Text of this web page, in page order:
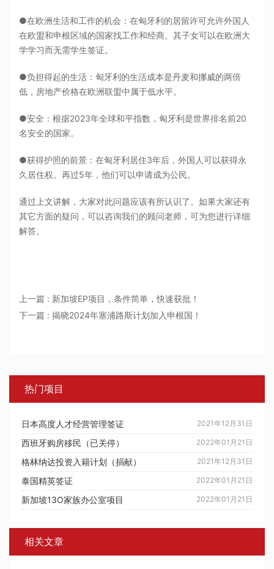
●在欧洲生活和工作的机会：在匈牙利的居留许可允许外国人
在欧盟和申根区域的国家找工作和经商。其子女可以在欧洲大
学学习而无需学生签证。
●负担得起的生活：匈牙利的生活成本是丹麦和挪威的两倍
低，房地产价格在欧洲联盟中属于低水平。
●安全：根据2023年全球和平指数，匈牙利是世界排名前20
名安全的国家。
●获得护照的前景：在匈牙利居住3年后，外国人可以获得永
久居住权。再过5年，他们可以申请成为公民。
通过上文讲解，大家对此问题应该有所认识了。如果大家还有
其它方面的疑问，可以咨询我们的顾问老师，可为您进行详细
解答。
上一篇 : 新加坡EP项目，条件简单，快速获批！
下一篇 : 揭晓2024年塞浦路斯计划加入申根国！
热门项目
2021年12月31日
日本高度人才经营管理签证
2022年01月21日
西班牙购房移民（已关停）
2021年12月31日
格林纳达投资入籍计划（捐献）
2022年01月21日
泰国精英签证
2022年01月21日
新加坡13O家族办公室项目
相关文章